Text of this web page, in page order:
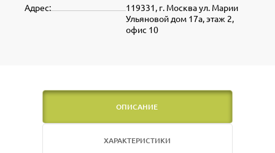
119331, г. Москва ул. Марии
Ульяновой дом 17а, этаж 2,
офис 10
Адрес:
ОПИСАНИЕ
ХАРАКТЕРИСТИКИ